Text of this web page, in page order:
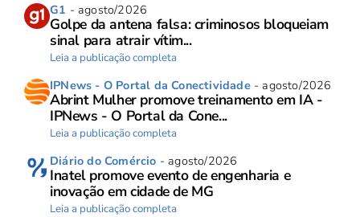
G1 - agosto/2026
Golpe da antena falsa: criminosos bloqueiam
sinal para atrair vítim...
Leia a publicação completa
IPNews - O Portal da Conectividade- agosto/2026
Abrint Mulher promove treinamento em IA -
IPNews - O Portal da Cone...
Leia a publicação completa
Diário do Comércio - agosto/2026
Inatel promove evento de engenharia e
inovação em cidade de MG
Leia a publicação completa